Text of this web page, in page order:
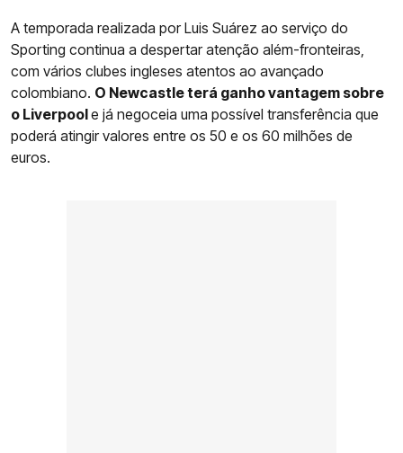
A temporada realizada por Luis Suárez ao serviço do
Sporting continua a despertar atenção além-fronteiras,
com vários clubes ingleses atentos ao avançado
colombiano. O Newcastle terá ganho vantagem sobre
o Liverpoole já negoceia uma possível transferência que
poderá atingir valores entre os 50 e os 60 milhões de
euros.